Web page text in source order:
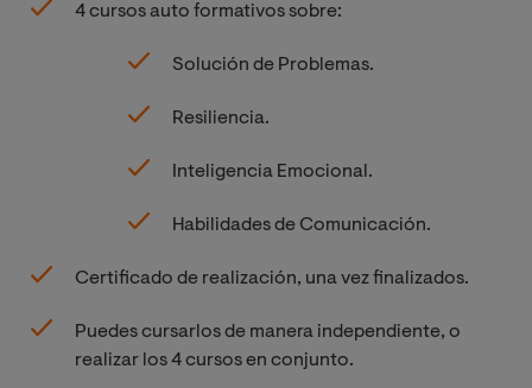
4 cursos auto formativos sobre:
Solución de Problemas.
Resiliencia.
Inteligencia Emocional.
Habilidades de Comunicación.
Certificado de realización, una vez finalizados.
Puedes cursarlos de manera independiente, o
realizar los 4 cursos en conjunto.